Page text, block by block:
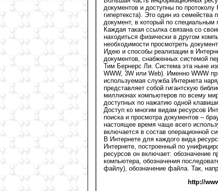
документов и доступны по протоколу
гипертекста). Это один из семейства
документ, в который по
Каждая такая ссылка связана со
находиться физически в другом
необходимости просмотреть
Идею и способы реализации в
документов, снабженных системой
Тим Бернерс Ли. Система эта ныне
WWW, 3W или Web). Именно WWW
используемая служба Интернета
представляет собой гигантскую
миллионах компьютеров по всему
доступных по нажатию одной
Доступ ко многим видам ресурсов
поиска и просмотра документов –
настоящее время чаще всего
включается в состав операционной
В Интернете для каждого вида
Интернете, построенный по
ресурсов он включает: обозначение
компьютера, обозначения
файлу), обозначение файла. Так,
http://